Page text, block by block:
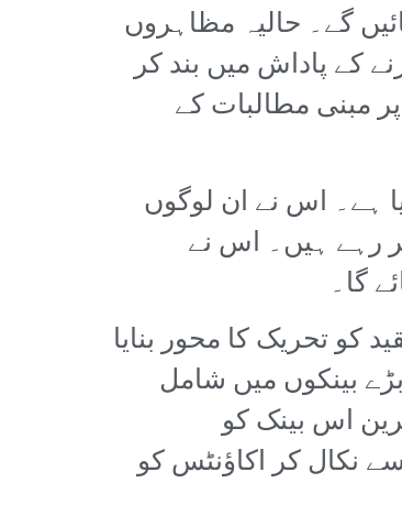
جائیں گے۔ حالیہ مظاہروں
کے پاداش میں بند کر
مبنی مطالبات کے
ہے۔ اس نے ان لوگوں
رہے ہیں۔ اس نے
گا۔
کو تحریک کا محور بنایا
بینکوں میں شامل
کا سٹیک 23.4 فیصد ہے۔ مظاہرین اس بینک کو
نکال کر اکاؤنٹس کو